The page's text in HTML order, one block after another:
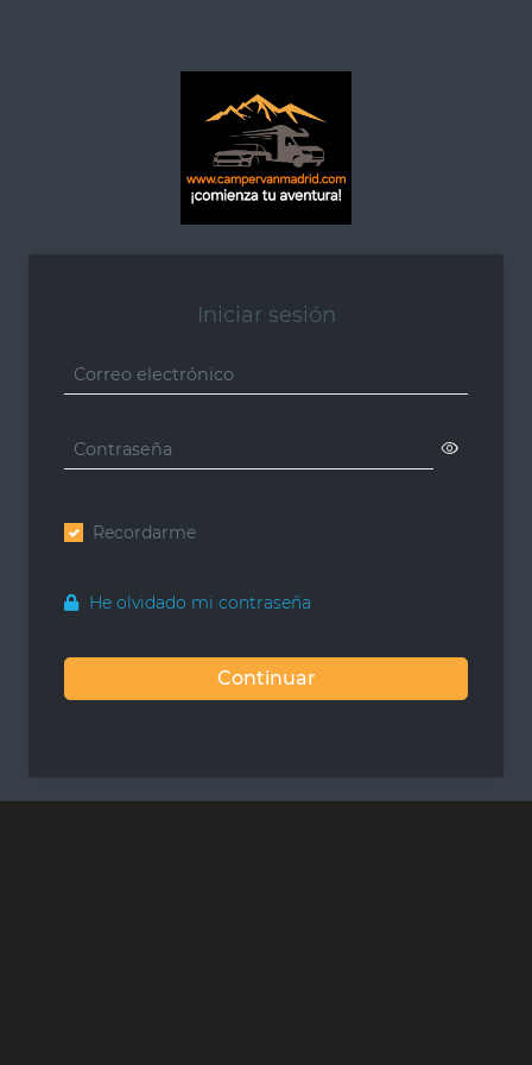
Iniciar sesión
Recordarme
He olvidado mi contraseña
Continuar